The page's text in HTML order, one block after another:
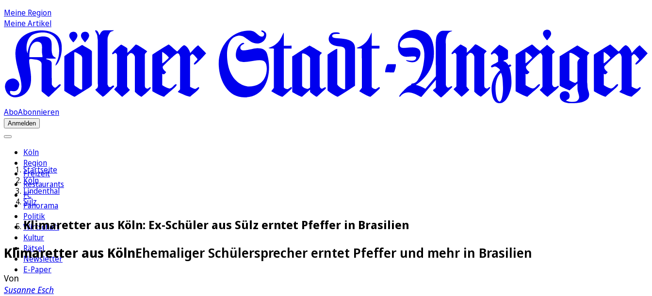
Meine Region
Meine Artikel
AboAbonnieren
Anmelden
Köln
Region
Freizeit
Restaurants
FC
Panorama
Politik
Wirtschaft
Kultur
Rätsel
Newsletter
E-Paper
Startseite
Köln
Lindenthal
Sülz
Klimaretter aus Köln: Ex-Schüler aus Sülz erntet Pfeffer in Brasilien
Klimaretter aus KölnEhemaliger Schülersprecher erntet Pfeffer und mehr in Brasilien
Von
Susanne Esch